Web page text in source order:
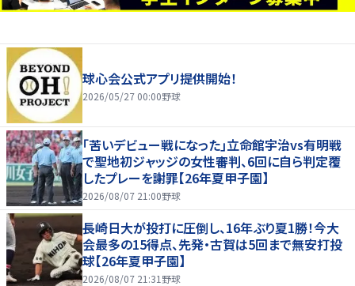
球心会公式アプリ提供開始！
2026/05/27 00:00野球
｢苦いデビュー戦になった｣立命館宇治vs有明戦
で聖地初ジャッジの女性審判、6回に自ら判定覆
したプレーを謝罪【26年夏甲子園】
2026/08/07 21:00野球
長崎日大が投打に圧倒し、16年ぶり夏1勝！今大
会最多の15得点、先発・古賀は5回まで無安打投
球【26年夏甲子園】
2026/08/07 21:31 野球